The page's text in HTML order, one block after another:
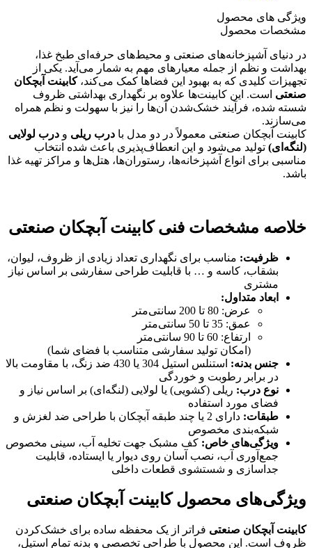
ویژگی های محصول
مشخصات محصول
در دنیای آشپزخانه‌های صنعتی و محیط‌های حرفه‌ای طبخ غذا،
بهداشت و نظم از جمله معیارهای مهم به شمار می‌آید. یکی از
تجهیزات کلیدی که به بهبود این فضاها کمک می‌کند،کابینت آبچکان
صنعتی است. این کابینت‌ها علاوه بر نگهداری بهداشتی ظروف
شسته شده، فرآیند خشک‌شدن آن‌ها را نیز با سهولت و نظم همراه
می‌سازند.
کابینت آبچکان صنعتی معمولاً در دو مدل با درب ریلی و درب لولایی
(لنگه‌ای) تولید می‌شود و این انعطاف‌پذیری باعث شده انتخاب
مناسبی برای انواع آشپزخانه‌ها، رستوران‌ها، هتل‌ها و مراکز تهیه غذا
باشد.
خلاصه مشخصات فنی کابینت آبچکان صنعتی
ظرفیت: مناسب برای نگهداری تعداد زیادی از ظروف، لیوان،
بشقاب، کاسه و … با قابلیت طراحی سفارشی بر اساس نیاز
مشتری
ابعاد متداول:
عرض: 80 تا 200 سانتی‌متر
عمق: 35 تا 50 سانتی‌متر
ارتفاع: 60 تا 90 سانتی‌متر
(امکان تولید سفارشی متناسب با فضای شما)
جنس بدنه:
استنلس استیل 304 یا 430 ضد زنگ، با مقاومت بالا
در برابر رطوبت و خوردگی
نوع درب: ریلی (کشویی) یا لولایی (لنگه‌ای) بر اساس نیاز و
فضای مورد استفاده
طبقات:
دارای 2 یا چند طبقه آبچکان با طراحی ضد لغزش و
شبکه‌بندی مخصوص
ویژگی‌های خاص: کف مشبک جهت تخلیه آب، سینی مخصوص
جمع‌آوری آب، نصب آسان روی دیوار یا ایستاده، قابلیت
جداسازی و شستشوی قطعات داخلی
ویژگی‌های محصول کابینت آبچکان صنعتی
کابینت آبچکان صنعتی فراتر از یک محفظه ساده برای خشک‌کردن
ظروف است. این محصول با طراحی تخصصی و بدنه تمام استیل،